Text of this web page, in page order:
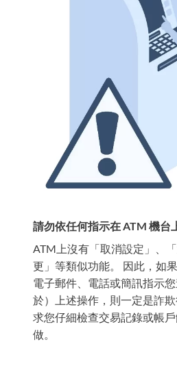
請勿依任何指示在 ATM 機台
ATM上沒有「取消設定」、
更」等類似功能。 因此，如
電子郵件、電話或簡訊指示
於）上述操作，則一定是詐
求您仔細檢查交易記錄或帳
做。